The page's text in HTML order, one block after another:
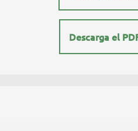
Descarga el